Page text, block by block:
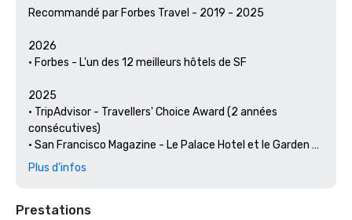
Recommandé par Forbes Travel - 2019 - 2025
2026
• Forbes - L'un des 12 meilleurs hôtels de SF
2025
• TripAdvisor - Travellers' Choice Award (2 années
consécutives)
• San Francisco Magazine - Le Palace Hotel et le Garden
Court ont été reconnus comme les meilleurs hôtels pour
Californie au moins une fois dans votre vie
Plus d'infos
Prestations